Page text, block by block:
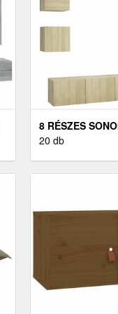
8 RÉSZES
SZÍNŰ SZERELT
20 db